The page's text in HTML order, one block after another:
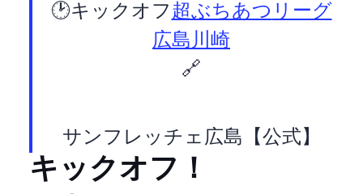
🕑17:30キックオフ #超ぶちあつ #Jリーグ
広島川崎F
🔗
— サンフレッチェ広島【公式】 (@sanfrecce_SFC)
キックオフ！